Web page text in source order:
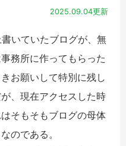
2025.09.04更新
いていたブログが、無
務所に作ってもらった
お願いして特別に残し
、現在アクセスした時
そもそもブログの母体
のである。